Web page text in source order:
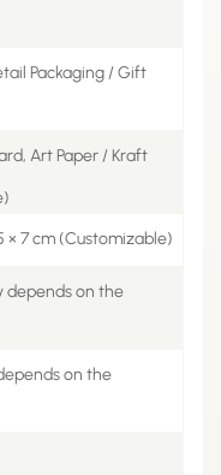
Packaging / Gift
Art Paper / Kraft
× 7 cm (Customizable)
depends on the
on the